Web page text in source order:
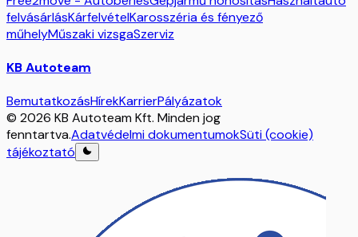
felvásárlásKárfelvételKarosszéria és fényező
műhelyMűszaki vizsgaSzerviz
KB Autoteam
BemutatkozásHírekKarrierPályázatok
© 2026 KB Autoteam Kft. Minden jog
fenntartva.Adatvédelmi dokumentumokSüti (cookie)
tájékoztató